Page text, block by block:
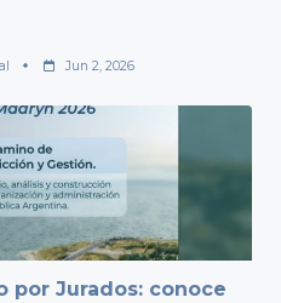
Jun 2, 2026
por Jurados: conoce